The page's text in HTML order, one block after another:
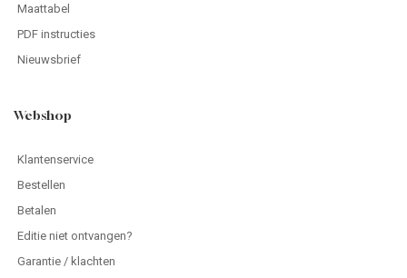
Maattabel
PDF instructies
Nieuwsbrief
Webshop
Klantenservice
Bestellen
Betalen
Editie niet ontvangen?
Garantie / klachten